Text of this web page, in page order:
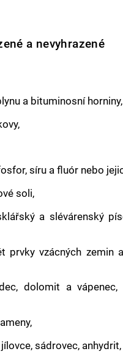
a nevyhrazené
a bituminosní horniny,
síru a fluór nebo
soli,
a slévárenský
prvky vzácných zemin
dolomit a
sádrovec,